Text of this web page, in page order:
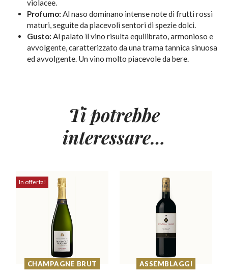
violacee.
Profumo: Al naso dominano intense note di frutti rossi
maturi, seguite da piacevoli sentori di spezie dolci.
Gusto: Al palato il vino risulta equilibrato, armonioso e
avvolgente, caratterizzato da una trama tannica sinuosa
ed avvolgente. Un vino molto piacevole da bere.
Ti potrebbe
interessare…
In offerta!
CHAMPAGNE BRUT ASSEMBLAGGI